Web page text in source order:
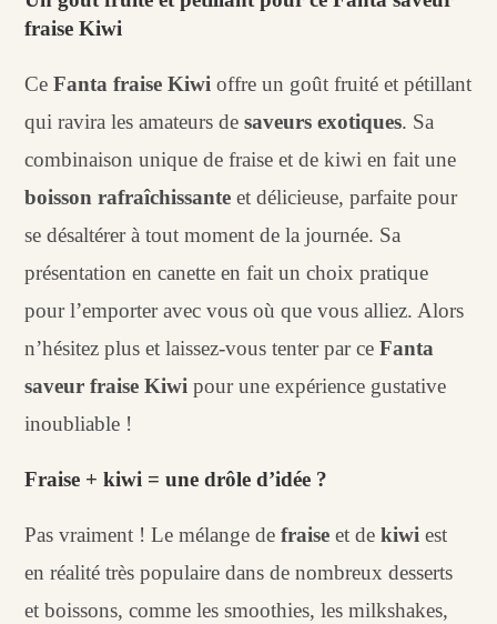
fraise Kiwi
CeFanta fraise Kiwi offre un goût fruité et pétillant
qui ravira les amateurs desaveurs exotiques. Sa
combinaison unique de fraise et de kiwi en fait une
boisson rafraîchissante et délicieuse, parfaite pour
se désaltérer à tout moment de la journée. Sa
présentation en canette en fait un choix pratique
pour l’emporter avec vous où que vous alliez. Alors
n’hésitez plus et laissez-vous tenter par ceFanta
saveur fraise Kiwi pour une expérience gustative
inoubliable !
Fraise + kiwi = une drôle d’idée ?
Pas vraiment ! Le mélange de fraise et dekiwi est
en réalité très populaire dans de nombreux desserts
et boissons, comme les smoothies, les milkshakes,